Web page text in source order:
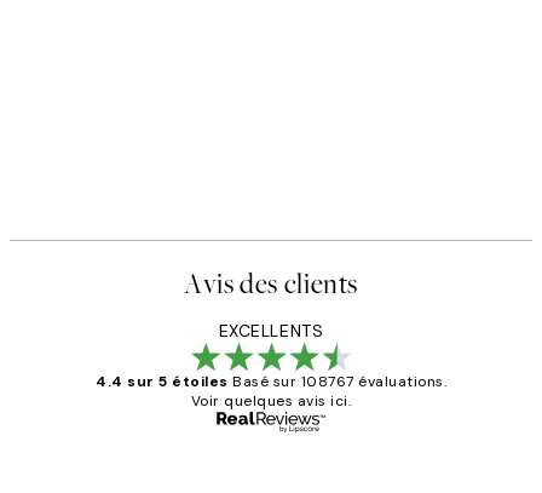
Avis des clients
EXCELLENTS
4.4 sur 5 étoiles Basé sur 108767 évaluations.
Voir quelques avis ici.